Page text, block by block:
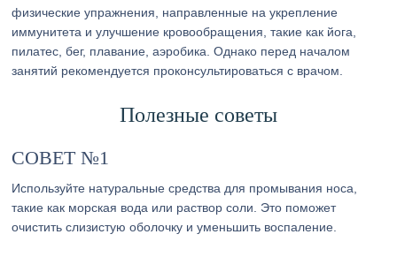
физические упражнения, направленные на укрепление
иммунитета и улучшение кровообращения, такие как йога,
пилатес, бег, плавание, аэробика. Однако перед началом
занятий рекомендуется проконсультироваться с врачом.
Полезные советы
СОВЕТ №1
Используйте натуральные средства для промывания носа,
такие как морская вода или раствор соли. Это поможет
очистить слизистую оболочку и уменьшить воспаление.